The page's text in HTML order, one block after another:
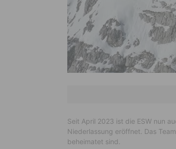
Seit April 2023 ist die ESW nun
Niederlassung eröffnet. Das
beheimatet sind.